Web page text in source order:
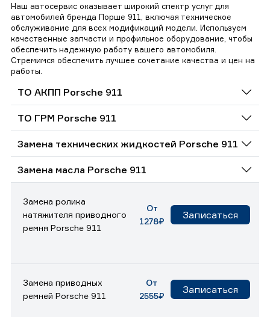
Наш автосервис оказывает широкий спектр услуг для
автомобилей бренда Порше 911, включая техническое
обслуживание для всех модификаций модели. Используем
качественные запчасти и профильное оборудование, чтобы
обеспечить надежную работу вашего автомобиля.
Стремимся обеспечить лучшее сочетание качества и цен на
работы.
ТО АКПП Porsche 911
ТО ГРМ Porsche 911
Замена технических жидкостей Porsche 911
Замена масла Porsche 911
Замена ролика
натяжителя приводного
ремня Porsche 911
От
1278₽
Записаться
Замена приводных
ремней Porsche 911
От
2555₽
Записаться